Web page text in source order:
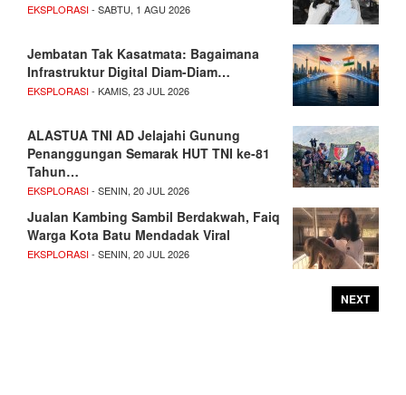
EKSPLORASI- SABTU, 1 AGU 2026
Jembatan Tak Kasatmata: Bagaimana
Infrastruktur Digital Diam-Diam…
EKSPLORASI- KAMIS, 23 JUL 2026
ALASTUA TNI AD Jelajahi Gunung
Penanggungan Semarak HUT TNI ke-81
Tahun…
EKSPLORASI- SENIN, 20 JUL 2026
Jualan Kambing Sambil Berdakwah, Faiq
Warga Kota Batu Mendadak Viral
EKSPLORASI- SENIN, 20 JUL 2026
NEXT